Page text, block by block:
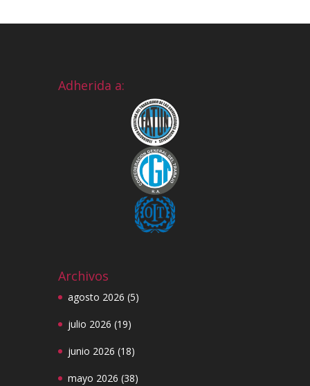
Adherida a:
Archivos
agosto 2026 (5)
julio 2026 (19)
junio 2026 (18)
mayo 2026 (38)